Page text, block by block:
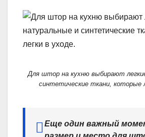
Для штор на кухню выбирают
синтетические ткани, которые
Еще один важный